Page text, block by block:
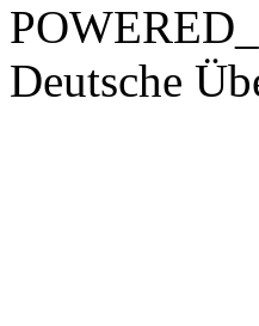
Deutsche